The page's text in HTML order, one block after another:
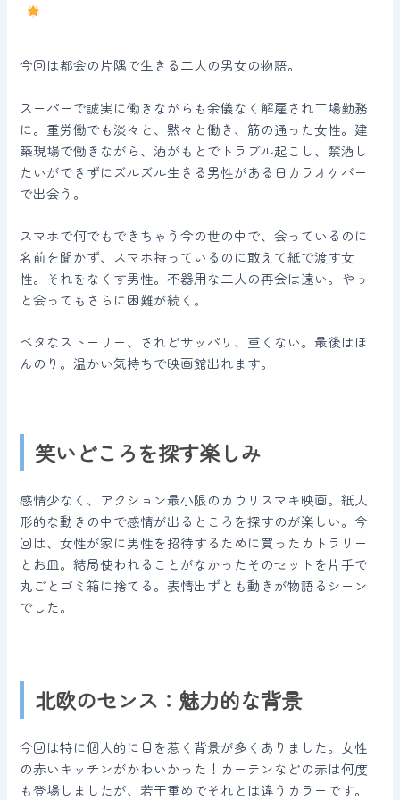
今回は都会の片隅で生きる二人の男女の物語。
スーパーで誠実に働きながらも余儀なく解雇され工場勤務
に。重労働でも淡々と、黙々と働き、筋の通った女性。建
築現場で働きながら、酒がもとでトラブル起こし、禁酒し
たいができずにズルズル生きる男性がある日カラオケバー
で出会う。
スマホで何でもできちゃう今の世の中で、会っているのに
名前を聞かず、スマホ持っているのに敢えて紙で渡す女
性。それをなくす男性。不器用な二人の再会は遠い。やっ
と会ってもさらに困難が続く。
ベタなストーリー、されどサッパリ、重くない。最後はほ
んのり。温かい気持ちで映画館出れます。
笑いどころを探す楽しみ
感情少なく、アクション最小限のカウリスマキ映画。紙人
形的な動きの中で感情が出るところを探すのが楽しい。今
回は、女性が家に男性を招待するために買ったカトラリー
とお皿。結局使われることがなかったそのセットを片手で
丸ごとゴミ箱に捨てる。表情出ずとも動きが物語るシーン
でした。
北欧のセンス：魅力的な背景
今回は特に個人的に目を惹く背景が多くありました。女性
の赤いキッチンがかわいかった！カーテンなどの赤は何度
も登場しましたが、若干重めでそれとは違うカラーです。